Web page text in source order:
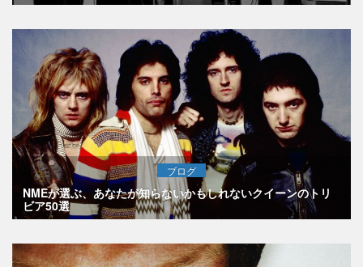
ブログ
NMEが選ぶ、あなたが知らないかもしれないクイーンのトリ
ビア50選